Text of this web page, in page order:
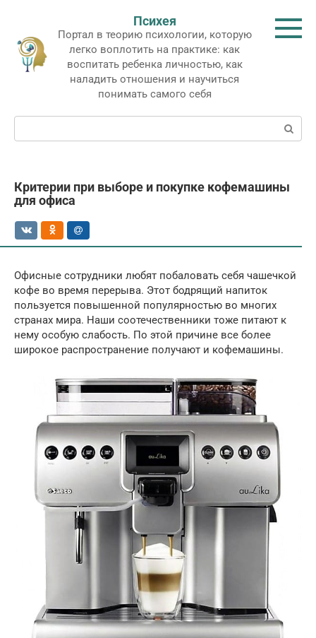
контенту
Психея
Портал в теорию психологии, которую
легко воплотить на практике: как
воспитать ребенка личностью, как
наладить отношения и научиться
понимать самого себя
Поиск:
Критерии при выборе и покупке кофемашины
для офиса
Офисные сотрудники любят побаловать себя чашечкой
кофе во время перерыва. Этот бодрящий напиток
пользуется повышенной популярностью во многих
странах мира. Наши соотечественники тоже питают к
нему особую слабость. По этой причине все более
широкое распространение получают и кофемашины.